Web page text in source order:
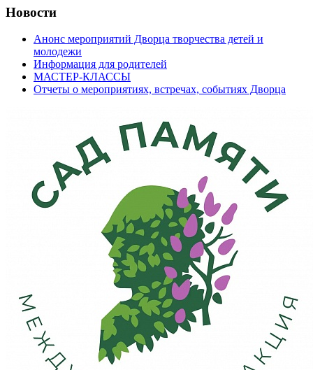
Новости
Анонс мероприятий Дворца творчества детей и
молодежи
Информация для родителей
МАСТЕР-КЛАССЫ
Отчеты о мероприятиях, встречах, событиях Дворца